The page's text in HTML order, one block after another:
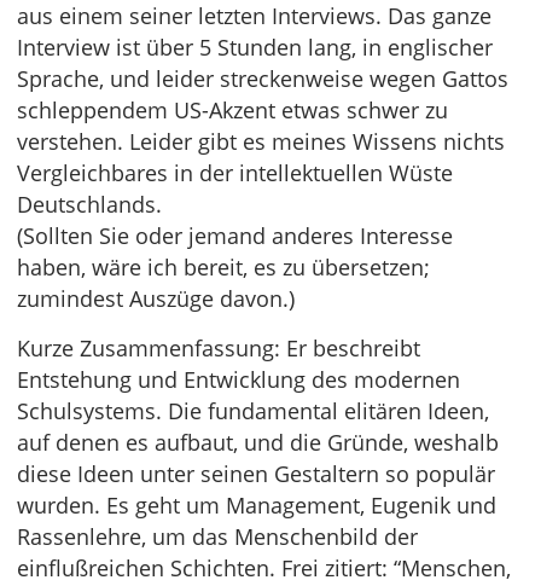
aus einem seiner letzten Interviews. Das ganze
Interview ist über 5 Stunden lang, in englischer
Sprache, und leider streckenweise wegen Gattos
schleppendem US-Akzent etwas schwer zu
verstehen. Leider gibt es meines Wissens nichts
Vergleichbares in der intellektuellen Wüste
Deutschlands.
(Sollten Sie oder jemand anderes Interesse
haben, wäre ich bereit, es zu übersetzen;
zumindest Auszüge davon.)
Kurze Zusammenfassung: Er beschreibt
Entstehung und Entwicklung des modernen
Schulsystems. Die fundamental elitären Ideen,
auf denen es aufbaut, und die Gründe, weshalb
diese Ideen unter seinen Gestaltern so populär
wurden. Es geht um Management, Eugenik und
Rassenlehre, um das Menschenbild der
einflußreichen Schichten. Frei zitiert: “Menschen,